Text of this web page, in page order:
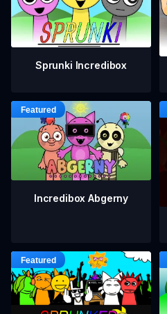
Sprunki Incredibox
Incredibox Abgerny